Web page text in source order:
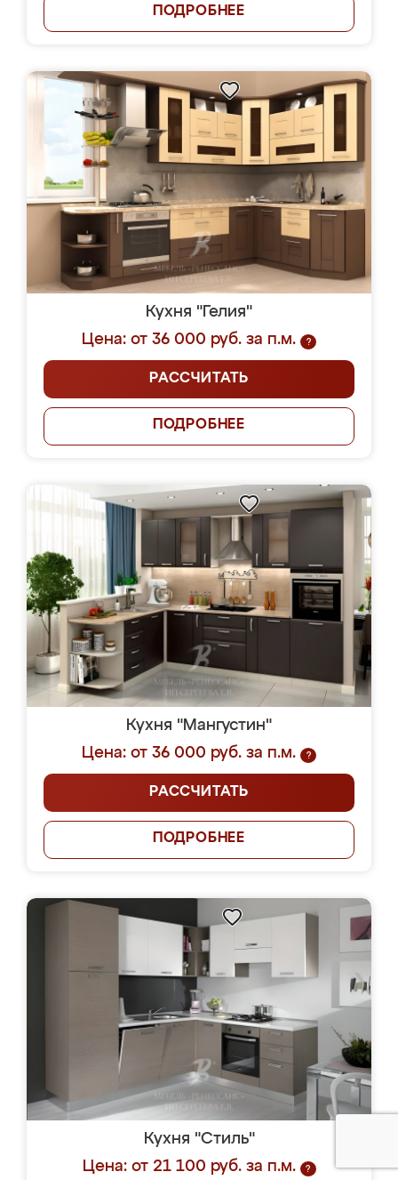
ПОДРОБНЕЕ
Кухня "Гелия"
Цена: от 36 000 руб. за п.м.
?
РАССЧИТАТЬ
ПОДРОБНЕЕ
Кухня "Мангустин"
Цена: от 36 000 руб. за п.м.
?
РАССЧИТАТЬ
ПОДРОБНЕЕ
Кухня "Стиль"
Цена: от 21 100 руб. за п.м.
?